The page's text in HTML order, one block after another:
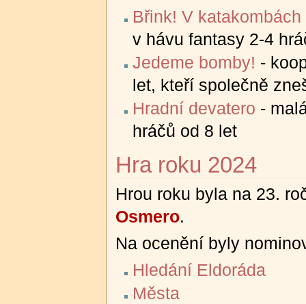
Břink! V katakombách
v hávu fantasy 2-4
Jedeme bomby! -
let, kteří společně
Hradní devatero -
hráčů od 8 let
Hra roku 2024
Hrou roku byla na 23.
Osmero.
Na ocenění byly
Hledání Eldoráda
Města